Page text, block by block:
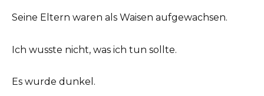
Seine Eltern waren als Waisen aufgewachsen.
Ich wusste nicht, was ich tun sollte.
Es wurde dunkel.